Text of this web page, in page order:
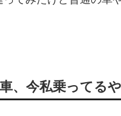
、今私乗ってる